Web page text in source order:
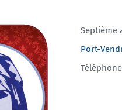
Septième
Port-